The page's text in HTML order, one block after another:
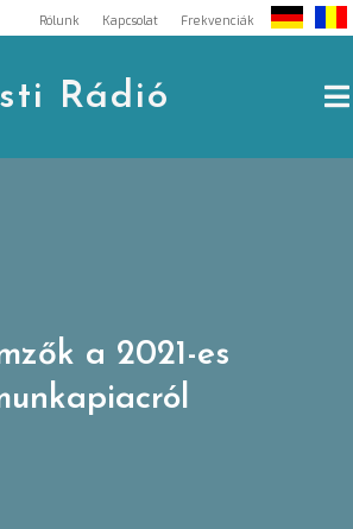
Rólunk Kapcsolat Frekvenciák
Rádió
a 2021-es